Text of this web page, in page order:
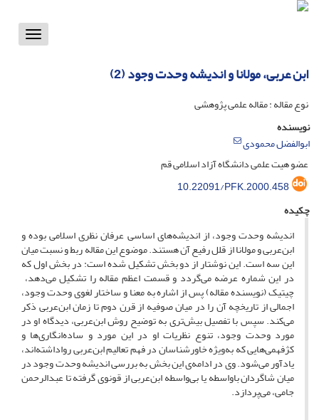
Toggle
ابن عربی، مولانا و اندیشه وحدت وجود (2)
نوع مقاله : مقاله علمی پژوهشی
نویسنده
ابوالفضل محمودی
عضو هیت علمی دانشگاه آزاد اسلامی قم
10.22091/PFK.2000.458
چکیده
اندیشه وحدت وجود، از اندیشه‌های اساسی عرفان نظری اسلامی بوده و
ابن‌عربی و مولانا از قلل رفیع آن هستند. موضوع این مقاله ربط و نسبت میان
این سه است. این نوشتار از دو بخش تشکیل شده است: در بخش اول که
در این شماره عرضه می‌گردد و قسمت اعظم مقاله را تشکیل می‌دهد،
چیتیک (نویسنده مقاله) پس از اشاره به معنا و ساختار لغوی وحدت وجود،
اجمالی از تاریخچه آن را در میان صوفیه از قرن دوم تا زمان ابن‌عربی ذکر
می‌کند. سپس با تفصیل بیش‌تری به توضیح روش ابن‌عربی، دیدگاه او در
مورد وحدت وجود، تنوع نظریات او در این مورد و ساده‌انگاری‌ها و
کژفهمی‌هایی که به‌ویژه خاورشناسان در فهم تعالیم ابن‌عربی رواداشته‌اند،
یادآور می‌شود. وی در ادامه‌ی این بخش به بررسی اندیشه وحدت وجود در
میان شاگردان باواسطه یا بی‌واسطه ابن‌عربی از قونوی گرفته تا عبدالرحمن
جامی، می‌پردازد.